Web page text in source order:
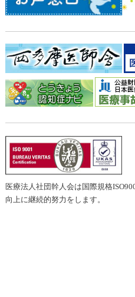
医療法人社団幹人会は国際規格
向上に継続的努力をします。